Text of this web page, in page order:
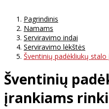
Pagrindinis
Namams
Serviravimo indai
Serviravimo lėkštės
Šventinių padėkliukų
Šventinių
įrankiams